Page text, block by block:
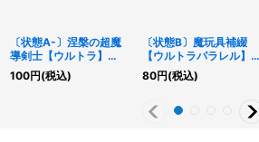
〔状態A-〕涅槃の超魔
導剣士【ウルトラ】
{TDIL-JP046}《シンク
ロ》
100円(税込)
〔状態B〕魔玩具補綴
【ウルトラパラレル】
{DBLE-JP022}《魔法》
80円(税込)